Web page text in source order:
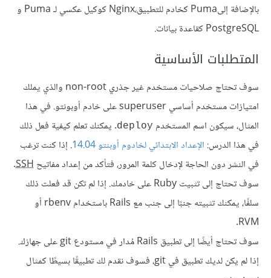
بالإضافة إلىPuma كخادم للتطبيق،Nginx كوكيل عكسي لـ Puma و
PostgreSQL كقاعدة بيانات.
المتطلبات الأساسية
سوف تحتاج صلاحيات مستخدم غير جذري non-root والذي يملك
امتيازات مستخدم أساسي superuser على خادم أوبونتو. في هذا
المثال، سيكون اسم المستخدم deploy. يمكنك تعلم كيفية فعل ذلك
في هذا الدرس: الإعداد الابتدائي لخادوم أوبنتو 14.04
. إذا كنت ترغب
في النشر دون الحاجة لإدخال كلمة المرور، فتأكد من إعداد مفاتيح SSH
.
سوف تحتاج إلى تثبيت Ruby على خادمك. إذا لم تكن قد فعلت ذلك
سلفًا، يمكنك تثبيته جنبًا إلى جنب مع Rails باستخدام rbenv أو
RVM.
سوف تحتاج أيضًا إلى تطبيق Rails مُدار في مستودع git على جهازك.
إذا لم يكن لديك تطبيق في git، فسوف نقدم لك تطبيقًا بسيطًا كمثال